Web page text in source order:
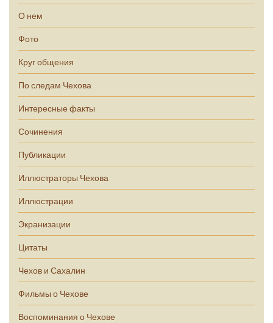
О нем
Фото
Круг общения
По следам Чехова
Интересные факты
Сочинения
Публикации
Иллюстраторы Чехова
Иллюстрации
Экранизации
Цитаты
Чехов и Сахалин
Фильмы о Чехове
Воспоминания о Чехове